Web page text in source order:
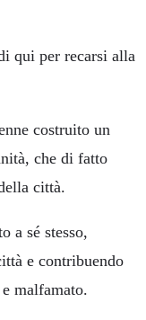
qui per recarsi alla
costruito un
che di fatto
città.
a sé stesso,
e contribuendo
malfamato.